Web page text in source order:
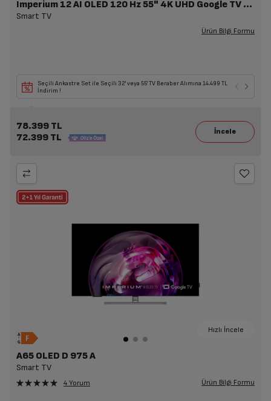
Imperium 12 AI OLED 120 Hz 55" 4K UHD Google TV - A 1255 C AI
Smart TV
Ürün Bilgi Formu
Seçili Ankastre Set ile Seçili 32' veya 55' TV Beraber Alımına 14.499 TL
İndirim !
78.399 TL
72.399 TL
Hızlı İncele
A65 OLED D 975 A
Smart TV
4 Yorum Ürün Bilgi Formu